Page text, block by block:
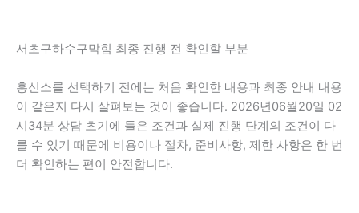
서초구하수구막힘 최종 진행 전 확인할 부분
흥신소를 선택하기 전에는 처음 확인한 내용과 최종 안내 내용
이 같은지 다시 살펴보는 것이 좋습니다. 2026년06월20일 02
시34분 상담 초기에 들은 조건과 실제 진행 단계의 조건이 다
를 수 있기 때문에 비용이나 절차, 준비사항, 제한 사항은 한 번
더 확인하는 편이 안전합니다.